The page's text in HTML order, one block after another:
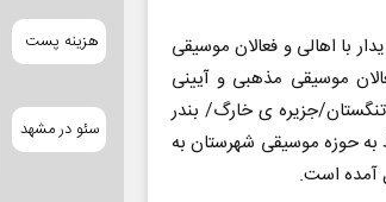
با اهالی و فعالان موسیقی
موسیقی مذهبی و آیینی
جزیره ی خارگ/ بندر
حوزه موسیقی شهرستان به
آمده است.
هزینه پست
سئو در مشهد